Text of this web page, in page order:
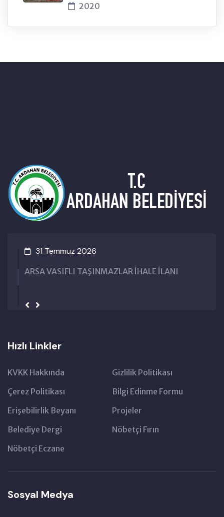
2020
Temmuz 2026
VASIFLI TAŞINMAZLAR İHALE İLANI
Hızlı Linkler
KVKK Hakkında
Gizlilik Politikası
Çerez Politikası
Bilgi Edinme Formu
Erişebilirlik Beyanı
Projeler
Belediye Dergi
Nöbetçi Fırın
Nöbetçi Eczane
Sosyal Medya